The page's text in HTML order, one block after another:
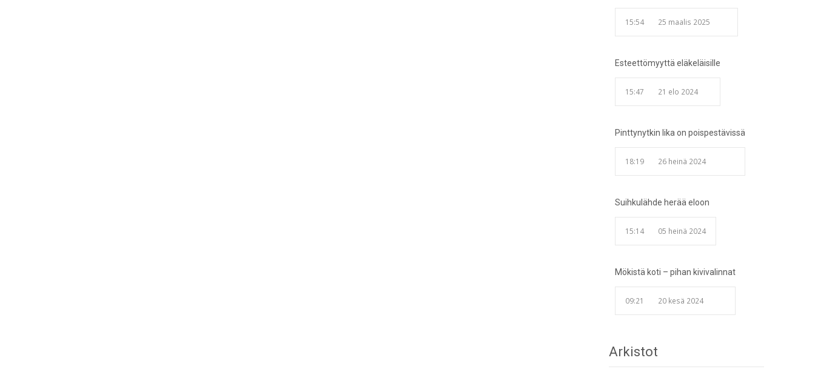
15:54 25 maalis 2025
Esteettömyyttä eläkeläisille
15:47 21 elo 2024
Pinttynytkin lika on poispestävissä
18:19 26 heinä 2024
Suihkulähde herää eloon
15:14 05 heinä 2024
Mökistä koti – pihan kivivalinnat
09:21 20 kesä 2024
Arkistot